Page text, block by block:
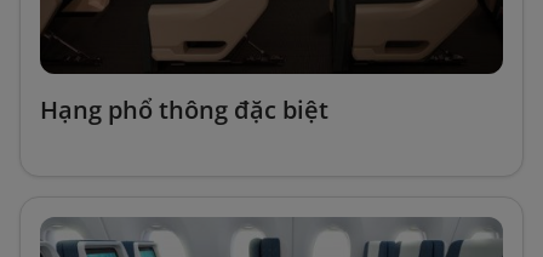
Hạng phổ thông đặc biệt